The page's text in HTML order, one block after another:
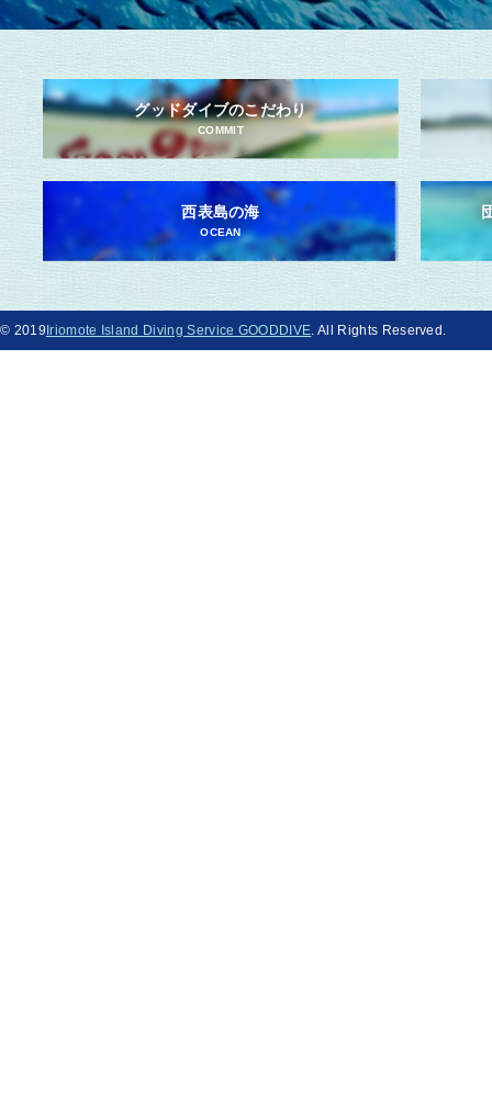
グッドダイブのこだわり
COMMIT
西表島の海
OCEAN
© 2019Iriomote Island Diving Service GOODDIVE . All Rights Reserved.